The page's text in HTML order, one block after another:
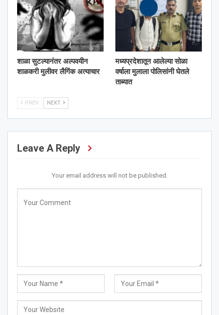
शाळा सुटल्यानंतर अल्पवयीन
शाळकरी मुलीवर लैगिंक अत्याचार
मध्यप्रदेशातून आलेल्या सोळा
वर्षाला मुलाला पोलिसांनी घेतले
ताब्यात
PREV NEXT
Leave A Reply
Your email address will not be published.